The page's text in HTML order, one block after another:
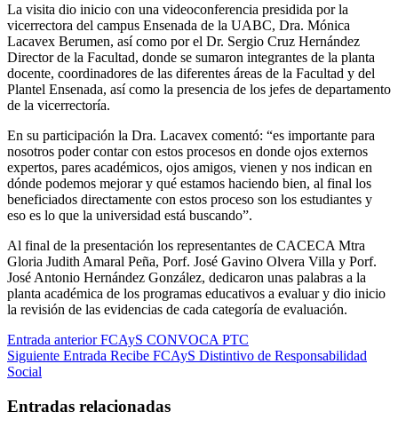
La visita dio inicio con una videoconferencia presidida por la
vicerrectora del campus Ensenada de la UABC, Dra. Mónica
Lacavex Berumen, así como por el Dr. Sergio Cruz Hernández
Director de la Facultad, donde se sumaron integrantes de la planta
docente, coordinadores de las diferentes áreas de la Facultad y del
Plantel Ensenada, así como la presencia de los jefes de departamento
de la vicerrectoría.
En su participación la Dra. Lacavex comentó: “es importante para
nosotros poder contar con estos procesos en donde ojos externos
expertos, pares académicos, ojos amigos, vienen y nos indican en
dónde podemos mejorar y qué estamos haciendo bien, al final los
beneficiados directamente con estos proceso son los estudiantes y
eso es lo que la universidad está buscando”.
Al final de la presentación los representantes de CACECA Mtra
Gloria Judith Amaral Peña, Porf. José Gavino Olvera Villa y Porf.
José Antonio Hernández González, dedicaron unas palabras a la
planta académica de los programas educativos a evaluar y dio inicio
la revisión de las evidencias de cada categoría de evaluación.
Entrada anteriorFCAyS CONVOCA PTC
Siguiente Entrada Recibe FCAyS Distintivo de Responsabilidad
Social
Entradas relacionadas